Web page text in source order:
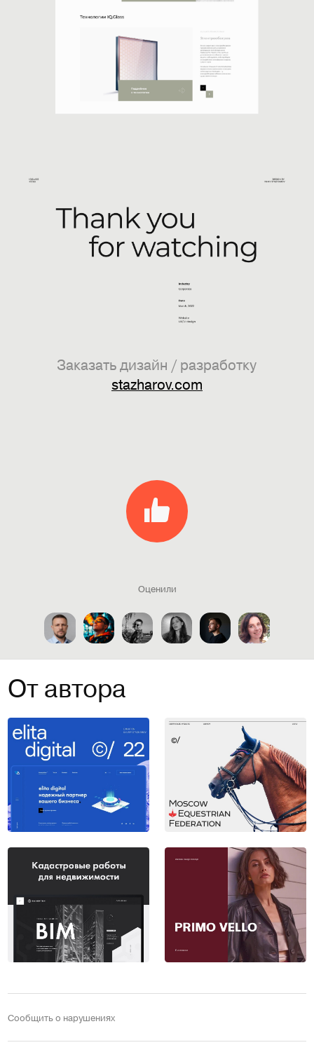
Заказать дизайн / разработку
stazharov.com
Оценили
От автора
Сообщить о нарушениях